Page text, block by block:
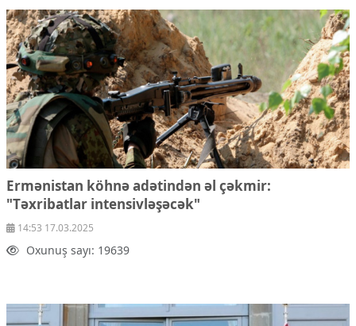
Məhkəmə və hüquq
Ekologiya
Zəfər - 5
Gənclər və İdman
Media və QHT
Hadisə
Sağlamlıq
Sosium
Mənəvi dəyərlər
Texnologiya
Mətbuat-150
Əlaqə
Missiyamız
Ermənistan köhnə adətindən əl çəkmir:
"Təxribatlar intensivləşəcək"
14:53 17.03.2025
Oxunuş sayı: 19639